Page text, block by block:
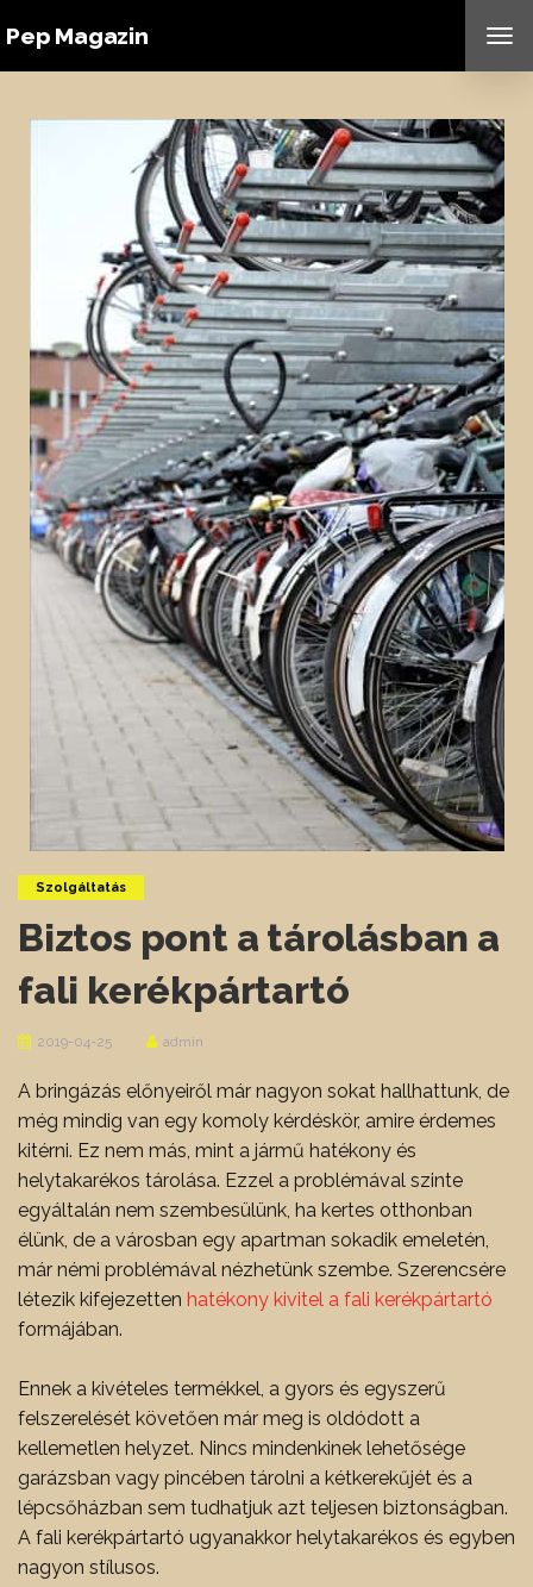
Pep Magazin
Szolgáltatás
Biztos pont a tárolásban a
fali kerékpártartó
2019-04-25 admin
A bringázás előnyeiről már nagyon sokat hallhattunk, de
még mindig van egy komoly kérdéskör, amire érdemes
kitérni. Ez nem más, mint a jármű hatékony és
helytakarékos tárolása. Ezzel a problémával szinte
egyáltalán nem szembesülünk, ha kertes otthonban
élünk, de a városban egy apartman sokadik emeletén,
már némi problémával nézhetünk szembe. Szerencsére
létezik kifejezetten hatékony kivitel a fali kerékpártartó
formájában.
Ennek a kivételes termékkel, a gyors és egyszerű
felszerelését követően már meg is oldódott a
kellemetlen helyzet. Nincs mindenkinek lehetősége
garázsban vagy pincében tárolni a kétkerekűjét és a
lépcsőházban sem tudhatjuk azt teljesen biztonságban.
A fali kerékpártartó ugyanakkor helytakarékos és egyben
nagyon stílusos.